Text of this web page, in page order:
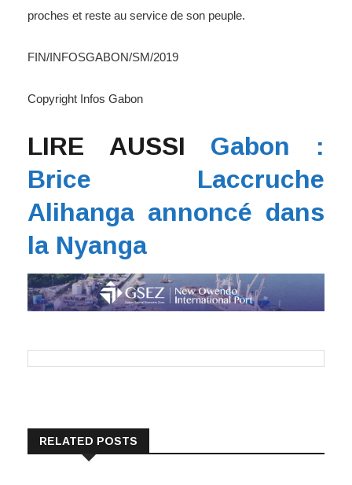
proches et reste au service de son peuple.
FIN/INFOSGABON/SM/2019
Copyright Infos Gabon
LIRE AUSSI Gabon :
Brice Laccruche
Alihanga annoncé dans
la Nyanga
RELATED POSTS